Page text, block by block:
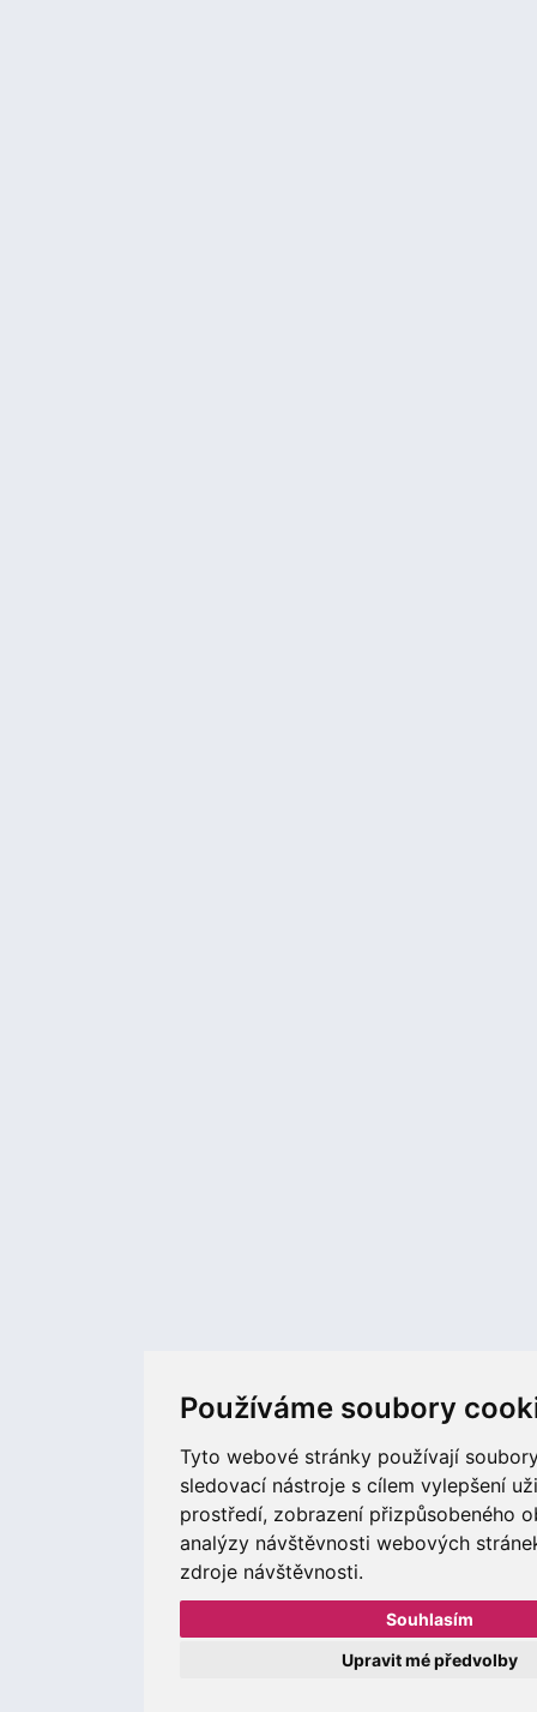
Používáme soubory
Tyto webové stránky používají
sledovací nástroje s cílem vylepšení
prostředí, zobrazení přizpůsobeného
analýzy návštěvnosti webových
zdroje návštěvnosti.
Souhlasím
Upravit mé předvolby